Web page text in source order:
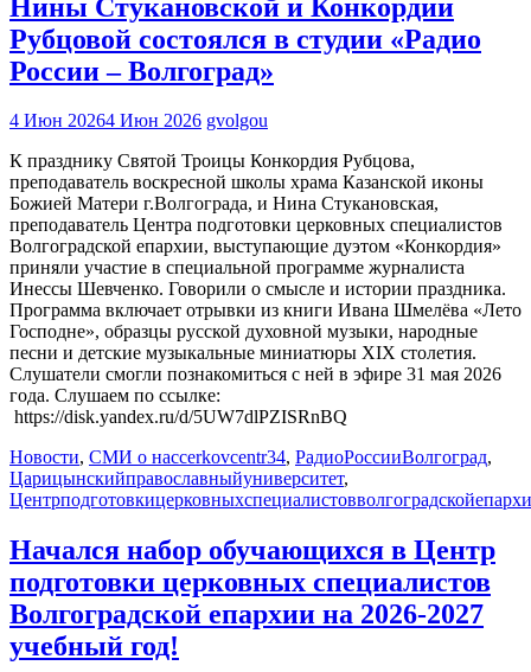
Нины Стукановской и Конкордии
Рубцовой состоялся в студии «Радио
России – Волгоград»
4 Июн 20264 Июн 2026 gvolgou
К празднику Святой Троицы Конкордия Рубцова,
преподаватель воскресной школы храма Казанской иконы
Божией Матери г.Волгограда, и Нина Стукановская,
преподаватель Центра подготовки церковных специалистов
Волгоградской епархии, выступающие дуэтом «Конкордия»
приняли участие в специальной программе журналиста
Инессы Шевченко. Говорили о смысле и истории праздника.
Программа включает отрывки из книги Ивана Шмелёва «Лето
Господне», образцы русской духовной музыки, народные
песни и детские музыкальные миниатюры XIX столетия.
Слушатели смогли познакомиться с ней в эфире 31 мая 2026
года. Слушаем по ссылке:
https://disk.yandex.ru/d/5UW7dlPZISRnBQ
Новости, СМИ о насcerkovcentr34, РадиоРоссииВолгоград,
Царицынскийправославныйуниверситет,
Начался набор обучающихся в Центр
подготовки церковных специалистов
Волгоградской епархии на 2026-2027
учебный год!